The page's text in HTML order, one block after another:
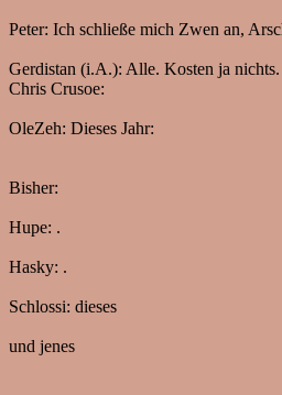
Peter: Ich schließe mich Zwen an,
Gerdistan (i.A.): Alle. Kosten ja nichts.
Chris Crusoe:
OleZeh: Dieses Jahr:
Bisher:
Hupe: .
Hasky: .
Schlossi: dieses
und jenes